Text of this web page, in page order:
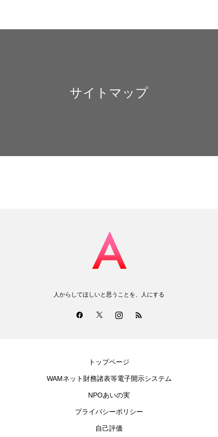
サイトマップ
人からしてほしいと思うことを、人にする
トップページ
WAMネット財務諸表等電子開示システム
NPOあいの実
プライバシーポリシー
自己評価